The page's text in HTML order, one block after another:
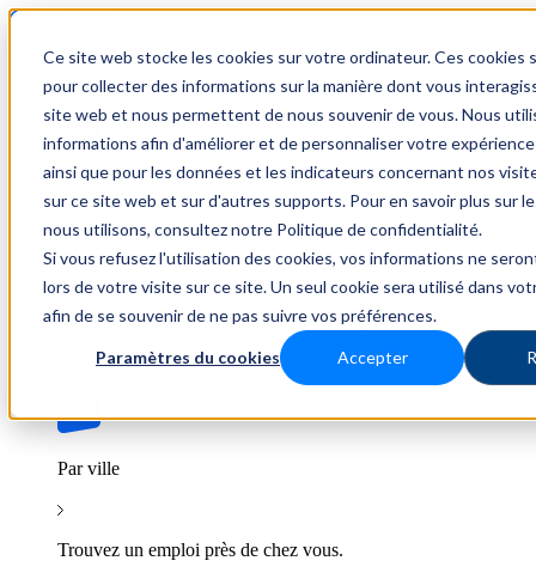
Ce site web stocke les cookies sur votre ordinateur. Ces cookies
pour collecter des informations sur la manière dont vous
site web et nous permettent de nous souvenir de vous. Nous
informations afin d'améliorer et de personnaliser votre
ainsi que pour les données et les indicateurs concernant nos
sur ce site web et sur d'autres supports. Pour en savoir plus sur
nous utilisons, consultez notre Politique de confidentialité.
Si vous refusez l'utilisation des cookies, vos informations ne
lors de votre visite sur ce site. Un seul cookie sera utilisé dans
afin de se souvenir de ne pas suivre vos préférences.
Paramètres du cookies Accepter
Trouver un emploi
Par secteur
BTP Hôtellerie & Restauration Industrie & Nucléaire
Tertiaire & Ingénierie Transport &
Logistique
Par ville
Trouvez un emploi près de chez vous.